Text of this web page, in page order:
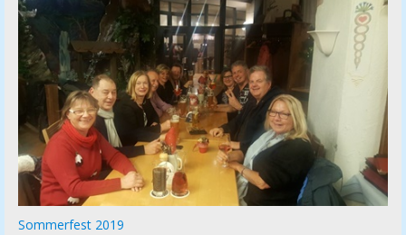
Sommerfest 2019